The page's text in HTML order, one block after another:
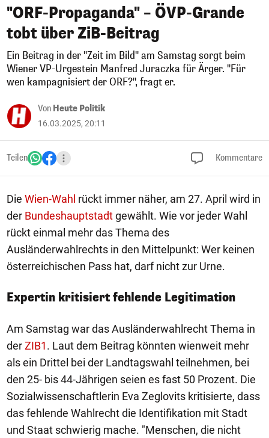
"ORF-Propaganda" – ÖVP-Grande
tobt über ZiB-Beitrag
Ein Beitrag in der "Zeit im Bild" am Samstag sorgt beim
Wiener VP-Urgestein Manfred Juraczka für Ärger. "Für
wen kampagnisiert der ORF?", fragt er.
Von Heute Politik
16.03.2025, 20:11
Teilen Kommentare
Die Wien-Wahl rückt immer näher, am 27. April wird in
der Bundeshauptstadtgewählt. Wie vor jeder Wahl
rückt einmal mehr das Thema des
Ausländerwahlrechts in den Mittelpunkt: Wer keinen
österreichischen Pass hat, darf nicht zur Urne.
Expertin kritisiert fehlende Legitimation
Am Samstag war das Ausländerwahlrecht Thema in
derZIB1. Laut dem Beitrag könnten wienweit mehr
als ein Drittel bei der Landtagswahl teilnehmen, bei
den 25- bis 44-Jährigen seien es fast 50 Prozent. Die
Sozialwissenschaftlerin Eva Zeglovits kritisierte, dass
das fehlende Wahlrecht die Identifikation mit Stadt
und Staat schwierig mache. "Menschen, die nicht